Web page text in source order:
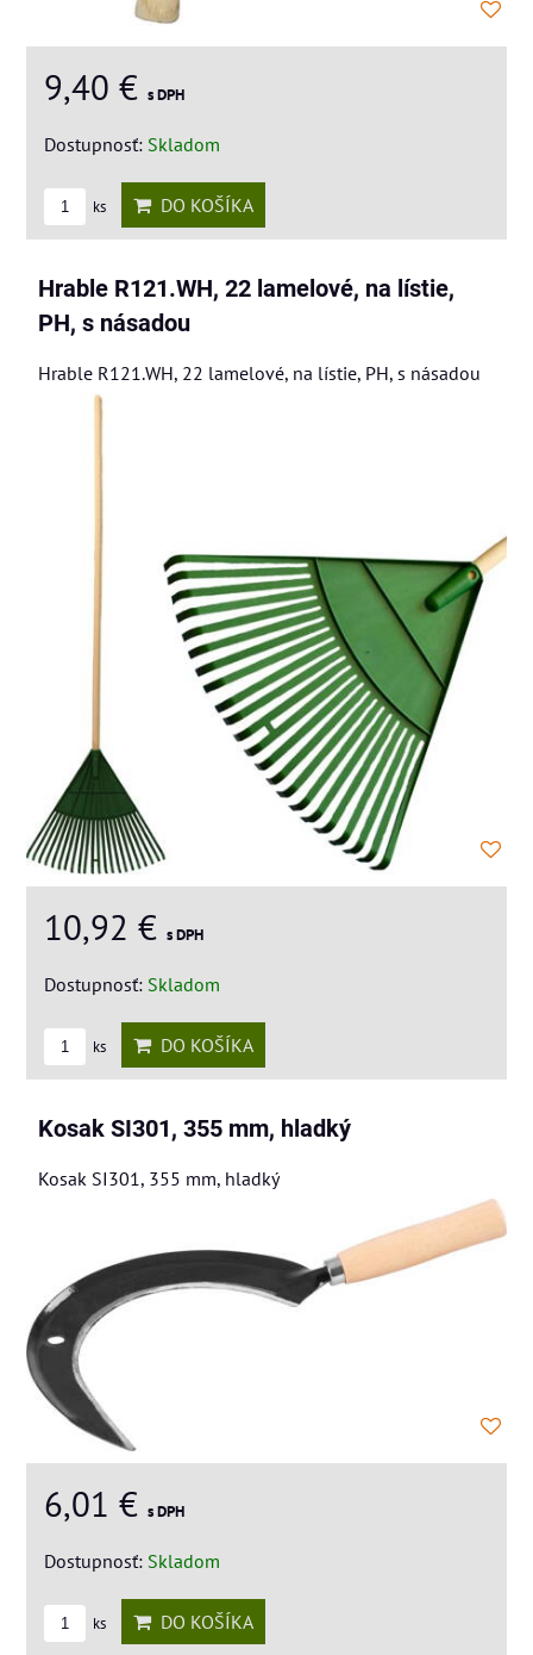
9,40 € s DPH
Dostupnosť: Skladom
ks DO KOŠÍKA
Hrable R121.WH, 22 lamelové, na lístie,
PH, s násadou
Hrable R121.WH, 22 lamelové, na lístie, PH, s násadou
10,92 € s DPH
Dostupnosť: Skladom
ks DO KOŠÍKA
Kosak SI301, 355 mm, hladký
Kosak SI301, 355 mm, hladký
6,01 € s DPH
Dostupnosť: Skladom
ks DO KOŠÍKA